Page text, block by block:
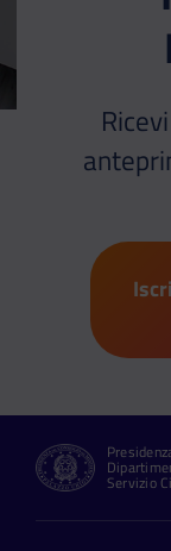
Servizio